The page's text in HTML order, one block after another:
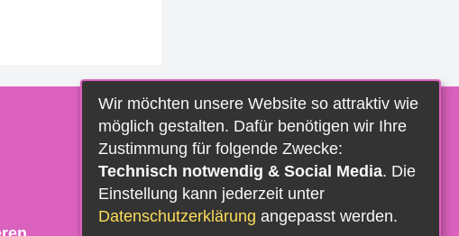
Wir möchten unsere Website so attraktiv wie
möglich gestalten. Dafür benötigen wir Ihre
Zustimmung für folgende Zwecke:
Technisch notwendig & Social Media. Die
Einstellung kann jederzeit unter
Datenschutzerklärung angepasst werden.